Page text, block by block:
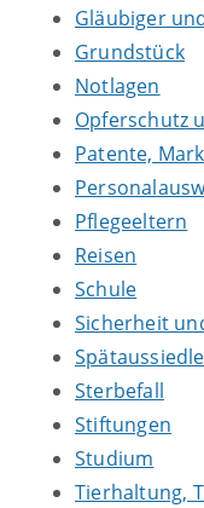
Gläubiger
Grundstück
Notlagen
Opferschutz
Patente,
Pflegeeltern
Reisen
Schule
Sicherheit
Sterbefall
Stiftungen
Studium
Tierhaltung,